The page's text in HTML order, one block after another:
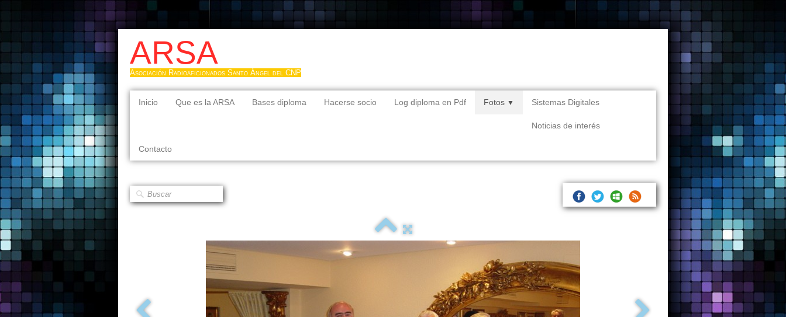
ARSA
Asociación Radioaficionados Santo Ángel del CNP
Inicio Que es la ARSA Bases diploma Hacerse socio Log diploma en Pdf Fotos ▼ Sistemas Digitales
Noticias de interés
Contacto